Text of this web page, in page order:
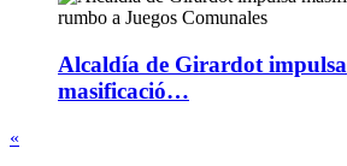
Alcaldía de Girardot impulsa
masificació…
«